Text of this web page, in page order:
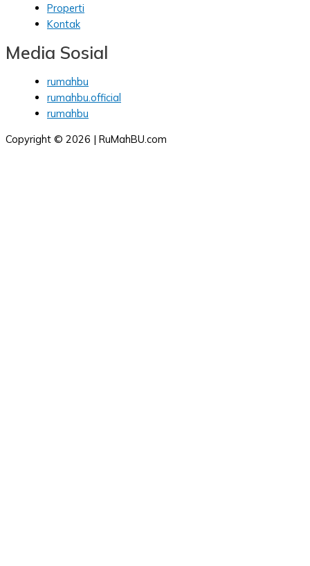
Properti
Kontak
Media Sosial
rumahbu
rumahbu.official
rumahbu
Copyright © 2026 | RuMahBU.com